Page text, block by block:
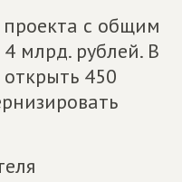
с общим
млрд. рублей. В
450